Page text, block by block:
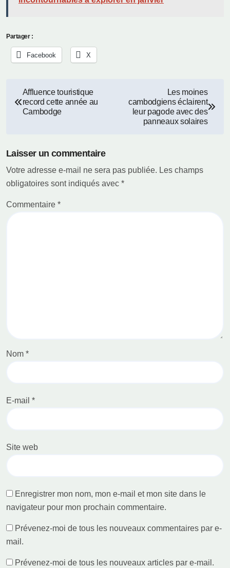
Partager :
Facebook X
Navigation
de
Affluence touristique
record cette année au
Cambodge
Les moines
cambodgiens éclairent
leur pagode avec des
panneaux solaires
Laisser un commentaire
Votre adresse e-mail ne sera pas publiée. Les champs
obligatoires sont indiqués avec *
Commentaire *
Nom *
E-mail *
Site web
Enregistrer mon nom, mon e-mail et mon site dans le
navigateur pour mon prochain commentaire.
Prévenez-moi de tous les nouveaux commentaires par e-
mail.
Prévenez-moi de tous les nouveaux articles par e-mail.